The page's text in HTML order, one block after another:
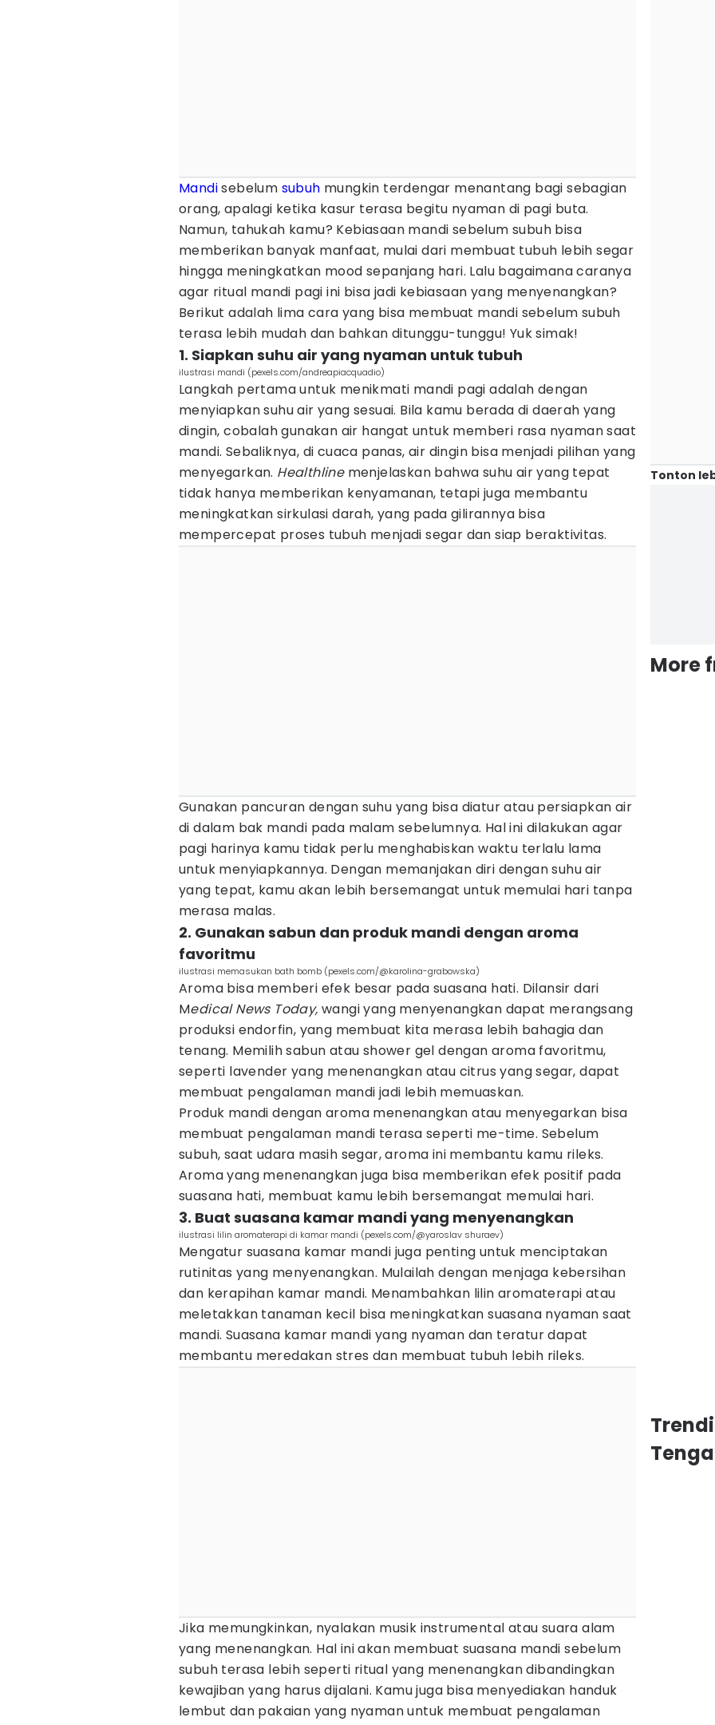
Mandisebelum subuh mungkin terdengar menantang bagi sebagian
orang, apalagi ketika kasur terasa begitu nyaman di pagi buta.
Namun, tahukah kamu? Kebiasaan mandi sebelum subuh bisa
memberikan banyak manfaat, mulai dari membuat tubuh lebih segar
hingga meningkatkan mood sepanjang hari. Lalu bagaimana caranya
agar ritual mandi pagi ini bisa jadi kebiasaan yang menyenangkan?
Berikut adalah lima cara yang bisa membuat mandi sebelum subuh
terasa lebih mudah dan bahkan ditunggu-tunggu! Yuk simak!
1. Siapkan suhu air yang nyaman untuk tubuh
ilustrasi mandi (pexels.com/andreapiacquadio)
Langkah pertama untuk menikmati mandi pagi adalah dengan
menyiapkan suhu air yang sesuai. Bila kamu berada di daerah yang
dingin, cobalah gunakan air hangat untuk memberi rasa nyaman saat
mandi. Sebaliknya, di cuaca panas, air dingin bisa menjadi pilihan yang
menyegarkan. Healthlinemenjelaskan bahwa suhu air yang tepat
tidak hanya memberikan kenyamanan, tetapi juga membantu
meningkatkan sirkulasi darah, yang pada gilirannya bisa
mempercepat proses tubuh menjadi segar dan siap beraktivitas.
Gunakan pancuran dengan suhu yang bisa diatur atau persiapkan air
di dalam bak mandi pada malam sebelumnya. Hal ini dilakukan agar
pagi harinya kamu tidak perlu menghabiskan waktu terlalu lama
untuk menyiapkannya. Dengan memanjakan diri dengan suhu air
yang tepat, kamu akan lebih bersemangat untuk memulai hari tanpa
merasa malas.
2. Gunakan sabun dan produk mandi dengan aroma
favoritmu
ilustrasi memasukan bath bomb (pexels.com/@karolina-grabowska)
Aroma bisa memberi efek besar pada suasana hati. Dilansir dari
Medical News Today, wangi yang menyenangkan dapat merangsang
produksi endorfin, yang membuat kita merasa lebih bahagia dan
tenang. Memilih sabun atau shower gel dengan aroma favoritmu,
seperti lavender yang menenangkan atau citrus yang segar, dapat
membuat pengalaman mandi jadi lebih memuaskan.
Produk mandi dengan aroma menenangkan atau menyegarkan bisa
membuat pengalaman mandi terasa seperti me-time. Sebelum
subuh, saat udara masih segar, aroma ini membantu kamu rileks.
Aroma yang menenangkan juga bisa memberikan efek positif pada
suasana hati, membuat kamu lebih bersemangat memulai hari.
3. Buat suasana kamar mandi yang menyenangkan
ilustrasi lilin aromaterapi di kamar mandi (pexels.com/@yaroslav shuraev)
Mengatur suasana kamar mandi juga penting untuk menciptakan
rutinitas yang menyenangkan. Mulailah dengan menjaga kebersihan
dan kerapihan kamar mandi. Menambahkan lilin aromaterapi atau
meletakkan tanaman kecil bisa meningkatkan suasana nyaman saat
mandi. Suasana kamar mandi yang nyaman dan teratur dapat
membantu meredakan stres dan membuat tubuh lebih rileks.
Jika memungkinkan, nyalakan musik instrumental atau suara alam
yang menenangkan. Hal ini akan membuat suasana mandi sebelum
subuh terasa lebih seperti ritual yang menenangkan dibandingkan
kewajiban yang harus dijalani. Kamu juga bisa menyediakan handuk
lembut dan pakaian yang nyaman untuk membuat pengalaman
Tonton
More